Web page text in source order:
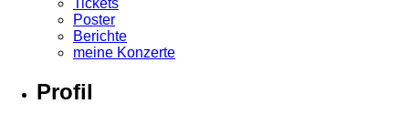
Tickets
Poster
Berichte
meine Konzerte
Profil